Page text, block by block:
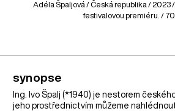
Adéla Špaljová /Česká republika / 2023
festivalovou premiéru. / 70
synopse
Ing. Ivo Špalj (*1940) je nestorem
jeho prostřednictvím můžeme